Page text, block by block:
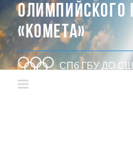
ОЛИМПИЙСКОГО
«КОМЕТА»
СПб ГБУ ДО